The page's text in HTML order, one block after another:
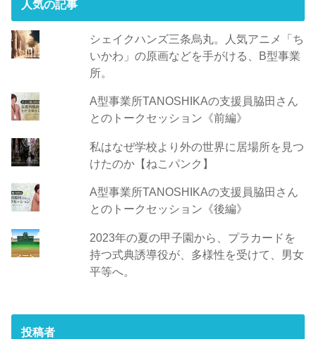
人気の記事
シェイクハンズ三条烏丸。人気アニメ「ち
いかわ」の原画などを手がける、B型事業
所。
A型事業所TANOSHIKAの支援員脇田さん
とのトークセッション《前編》
私はなぜ学校より外の世界に居場所を見つ
けたのか【ねこパンク】
A型事業所TANOSHIKAの支援員脇田さん
とのトークセッション《後編》
2023年の夏の甲子園から、プラカードを
持つ式典誘導役が、多様性を受けて、男女
平等へ。
投稿者